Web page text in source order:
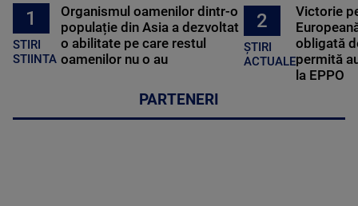
1
STIRI
STIINTA
Organismul oamenilor dintr-o
populație din Asia a dezvoltat
o abilitate pe care restul
oamenilor nu o au
2
ȘTIRI
ACTUALE
Victorie
obligată
permită
la EPPO
PARTENERI